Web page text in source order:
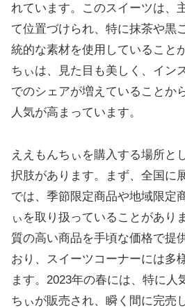
れています。このスイーツは、
て位置づけられ、特に抹茶や黒
統的な素材を使用していること
ちぃは、見た目も美しく、イン
でのシェアが増えていることか
人気が高まっています。
ええもんちぃを購入する場所と
択肢があります。まず、全国に
では、季節限定商品や地域限定
ぃを取り扱っていることがあり
質の高い商品を手頃な価格で提
おり、スイーツコーナーには多
ます。2023年の春には、特に人
ちぃが販売され、瞬く間に完売